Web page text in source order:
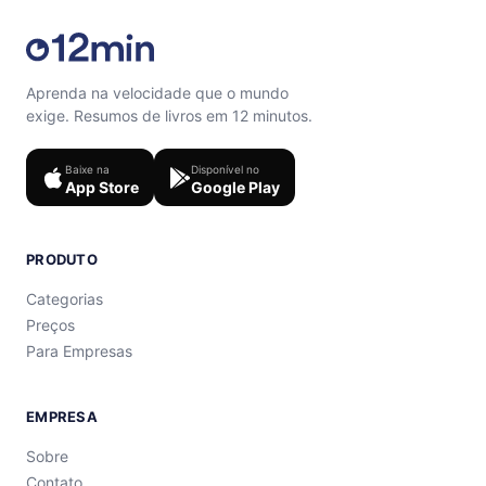
Aprenda na velocidade que o mundo
exige. Resumos de livros em 12 minutos.
Baixe na
App Store
Disponível no
Google Play
PRODUTO
Categorias
Preços
Para Empresas
EMPRESA
Sobre
Contato